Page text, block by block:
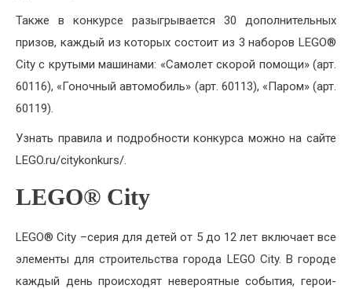
Также в конкурсе разыгрывается 30 дополнительных
призов, каждый из которых состоит из 3 наборов LEGO®
City с крутыми машинами: «Самолет скорой помощи» (арт.
60116), «Гоночный автомобиль» (арт. 60113), «Паром» (арт.
60119).
Узнать правила и подробности конкурса можно на сайте
LEGO.ru/citykonkurs/.
LEGO® City
LEGO® City –серия для детей от 5 до 12 лет включает все
элементы для строительства города LEGO City. В городе
каждый день происходят невероятные события, герои-